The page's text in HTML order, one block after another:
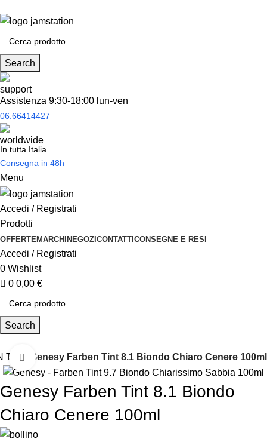
Search
Assistenza 9:30-18:00 lun-ven
06.66414427
In tutta Italia
Consegna in 48h
Menu
Accedi / Registrati
Prodotti
OFFERTEMARCHINEGOZICONTATTICONSEGNE E RESI
Accedi / Registrati
0 Wishlist
0 0,00 €
Search
TINT Genesy Farben Tint 8.1 Biondo Chiaro Cenere 100ml
-34%
Click to enlarge
Genesy Farben Tint 8.1 Biondo
Chiaro Cenere 100ml